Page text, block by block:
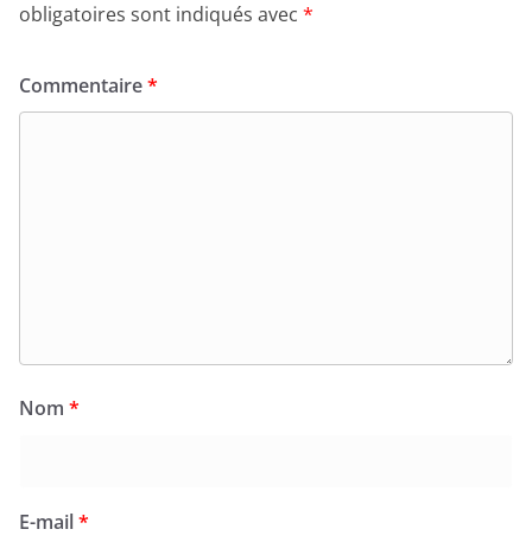
obligatoires sont indiqués avec *
Commentaire*
Nom *
E-mail*